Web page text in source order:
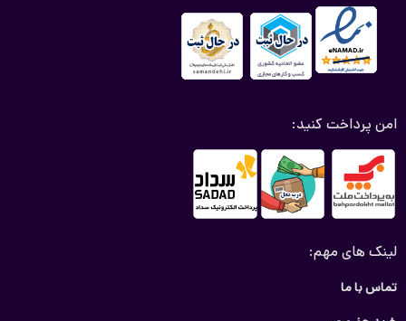
امن پرداخت کنید:
لینک های مهم:
تماس با ما